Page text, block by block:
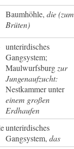
Baumhöhle, die (zum
Brüten)
unterirdisches
Gangsystem;
Maulwurfsburg zur
Jungenaufzucht:
Nestkammer unter
einem großen
Erdhaufen
unterirdisches
Gangsystem, das